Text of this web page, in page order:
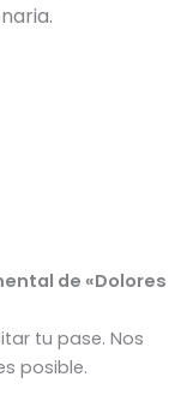
de «Dolores
tu pase. Nos
posible.